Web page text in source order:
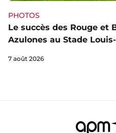
PHOTOS
Le succès des Rouge et
Azulones au Stade
7 août 2026